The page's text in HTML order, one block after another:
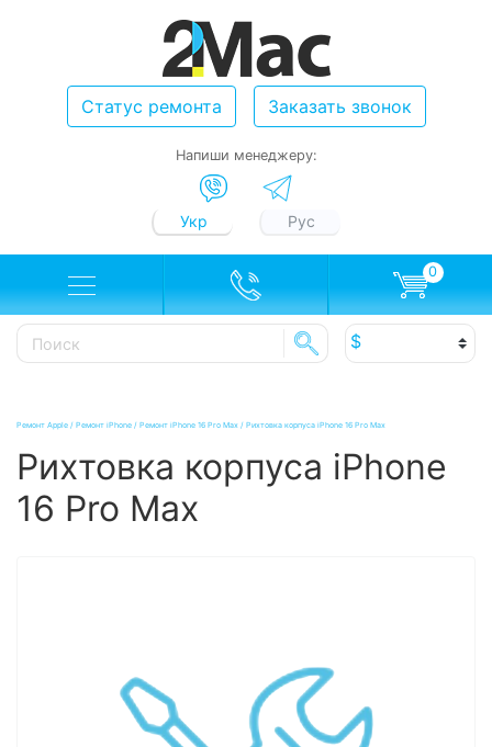
Статус ремонта Заказать звонок
Напиши менеджеру:
Укр Рус
0
Ремонт Apple / Ремонт iPhone / Ремонт iPhone 16 Pro Max / Рихтовка корпуса iPhone 16 Pro Max
Рихтовка корпуса iPhone
16 Pro Max